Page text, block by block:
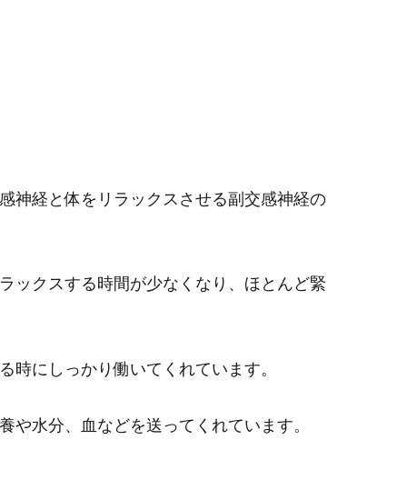
神経と体をリラックスさせる副交感神経の
ックスする時間が少なくなり、ほとんど緊
時にしっかり働いてくれています。
や水分、血などを送ってくれています。